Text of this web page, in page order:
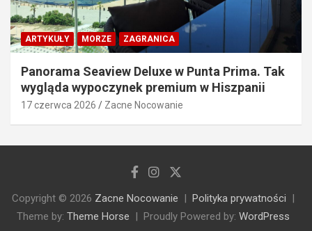
ARTYKUŁY MORZE ZAGRANICA
Panorama Seaview Deluxe w Punta Prima. Tak
wygląda wypoczynek premium w Hiszpanii
17 czerwca 2026 Zacne Nocowanie
Copyright © 2026 Zacne Nocowanie
Polityka prywatności
Theme by: Theme Horse Proudly Powered by: WordPress